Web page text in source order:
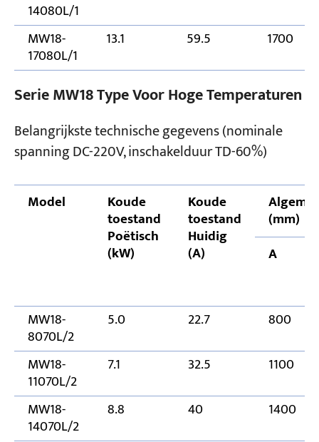
14080L/1
MW18-
17080L/1
13.1 59.5 1700
Serie MW18 Type Voor Hoge Temperaturen
Belangrijkste technische gegevens (nominale
spanning DC-220V, inschakelduur TD-60%)
Model Koude
toestand
Poëtisch
(kW)
Koude
toestand
Huidig
(A)
(mm)
A
MW18-
8070L/2
5.0 22.7 800
MW18-
11070L/2
7.1 32.5 1100
MW18-
14070L/2
8.8 40 1400